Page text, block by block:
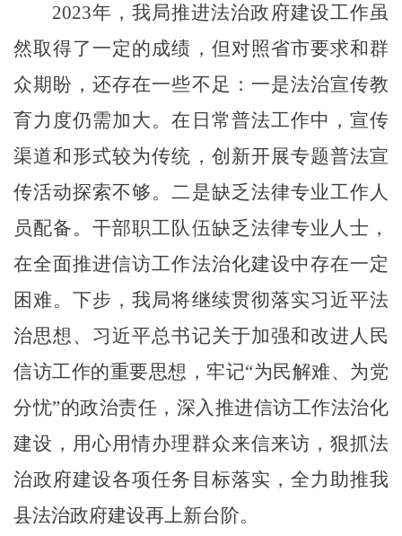
2023年 ，我局推进法治政府建设工作虽
然取得了一定的成绩，但对照省市要求和群
众期盼，还存在一些不足： 一是法治宣传教
育力度仍需加大。在日常普法工作中，宣传
渠道和形式较为传统，创新开展专题普法宣
传活动探索不够。二是缺乏法律专业工作人
员配备。干部职工队伍缺乏 法律专业人士，
在全面推进信访工作法治化建设中存在一定
困难。下步，我局将继续贯彻落实习近平法
治思想、习近平总书记关于加强和改进人民
信访工作的重要思想，牢记“为民解难、为党
分忧”的政治责任，深入推进信访工作法治化
建设，用心用情办理群众来信来访，狠抓法
治政府建设各项任务目标落实，全力助推我
县法治政府建设再上新台阶。